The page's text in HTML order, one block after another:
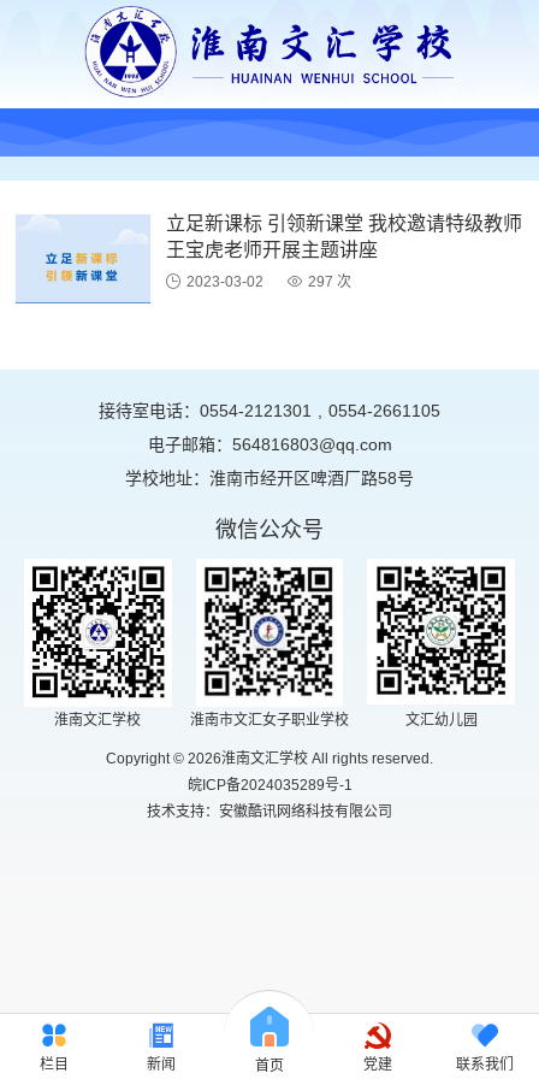
立足新课标 引领新课堂 我校邀请特级教师
王宝虎老师开展主题讲座
2023-03-02 297 次
栏目 新闻 首页 党建 联系我们
接待室电话：0554-2121301
0554-2661105
电子邮箱：564816803@qq.com
学校地址：淮南市经开区啤酒厂路58号
微信公众号
淮南文汇学校 淮南市文汇女子职业学校 文汇幼儿园
Copyright © 2026淮南文汇学校 All rights reserved.
皖ICP备2024035289号-1
技术支持：安徽酷讯网络科技有限公司